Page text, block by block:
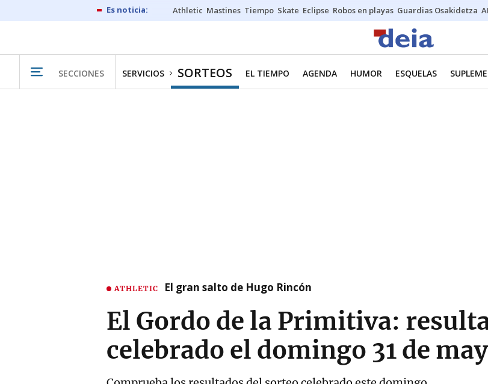
Athletic Mastines Tiempo Skate Eclipse Robos en playas Guardias Osakidetza
SECCIONES SERVICIOS SORTEOS EL TIEMPO AGENDA HUMOR ESQUELAS
ATHLETIC El gran salto de Hugo Rincón
El Gordo de la Primitiva:
celebrado el domingo 31 de